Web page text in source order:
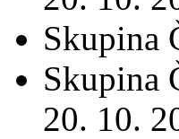
Skupina
Skupina
20. 10.